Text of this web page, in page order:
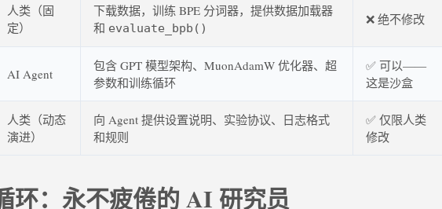
人类（固
定）
下载数据，训练 BPE 分词器，提供数据加载器
和 evaluate_bpb()
❌ 绝不修改
AI Agent
包含 GPT 模型架构、MuonAdamW 优化器、超
参数和训练循环
✅ 可以——
这是沙盒
人类（动态
演进）
向 Agent 提供设置说明、实验协议、日志格式
和规则
✅ 仅限人类
修改
环：永不疲倦的 AI 研究员